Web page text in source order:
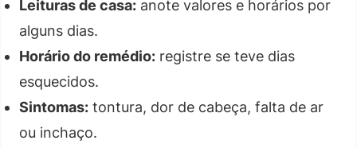
Leituras de casa: anote valores e horários por
alguns dias.
Horário do remédio: registre se teve dias
esquecidos.
Sintomas: tontura, dor de cabeça, falta de ar
ou inchaço.